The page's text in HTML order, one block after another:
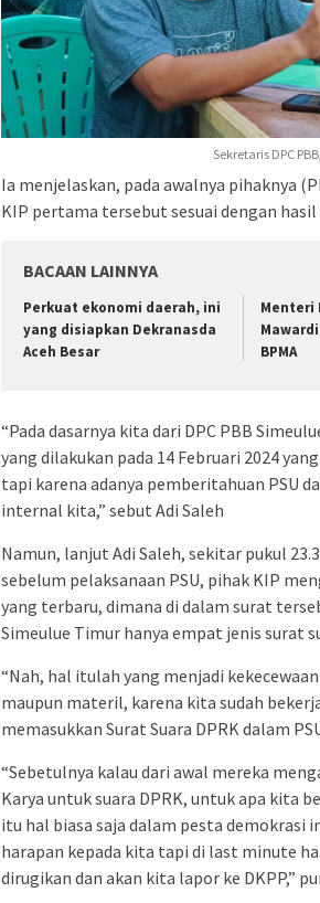
Sekretaris DPC
Ia menjelaskan, pada awalnya pihaknya
KIP pertama tersebut sesuai dengan
BACAAN LAINNYA
Perkuat ekonomi daerah, ini
yang disiapkan Dekranasda
Aceh Besar
Menteri
BPMA
“Pada dasarnya kita dari DPC PBB
yang dilakukan pada 14 Februari 2024
tapi karena adanya pemberitahuan PSU
internal kita,” sebut Adi Saleh
Namun, lanjut Adi Saleh, sekitar pukul
sebelum pelaksanaan PSU, pihak KIP
yang terbaru, dimana di dalam surat
Simeulue Timur hanya empat jenis surat
“Nah, hal itulah yang menjadi
maupun materil, karena kita sudah
memasukkan Surat Suara DPRK dalam
“Sebetulnya kalau dari awal mereka
Karya untuk suara DPRK, untuk apa kita
itu hal biasa saja dalam pesta demokrasi
harapan kepada kita tapi di last minute
dirugikan dan akan kita lapor ke DKPP,”